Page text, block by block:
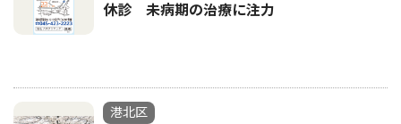
休診 未病期の治療に注力
港北区